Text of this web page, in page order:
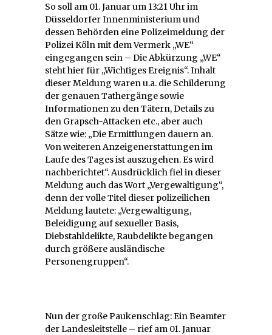
So soll am 01. Januar um 13:21 Uhr im
Düsseldorfer Innenministerium und
dessen Behörden eine Polizeimeldung der
Polizei Köln mit dem Vermerk „WE“
eingegangen sein – Die Abkürzung „WE“
steht hier für „Wichtiges Ereignis“. Inhalt
dieser Meldung waren u.a. die Schilderung
der genauen Tathergänge sowie
Informationen zu den Tätern, Details zu
den Grapsch-Attacken etc., aber auch
Sätze wie: „Die Ermittlungen dauern an.
Von weiteren Anzeigenerstattungen im
Laufe des Tages ist auszugehen. Es wird
nachberichtet“. Ausdrücklich fiel in dieser
Meldung auch das Wort „Vergewaltigung“,
denn der volle Titel dieser polizeilichen
Meldung lautete: „Vergewaltigung,
Beleidigung auf sexueller Basis,
Diebstahldelikte, Raubdelikte begangen
durch größere ausländische
Personengruppen“.
Nun der große Paukenschlag: Ein Beamter
der Landesleitstelle – rief am 01. Januar